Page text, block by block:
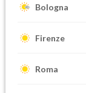
Bologna
Firenze
Roma